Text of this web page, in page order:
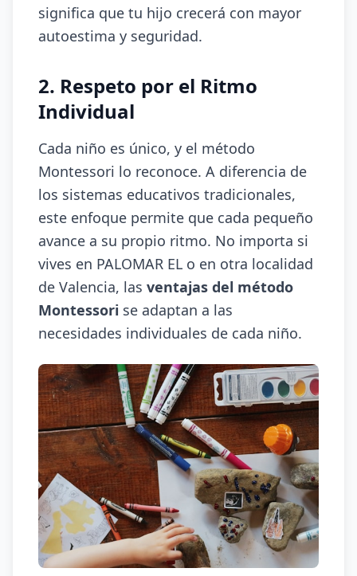
significa que tu hijo crecerá con mayor
autoestima y seguridad.
2. Respeto por el Ritmo
Individual
Cada niño es único, y el método
Montessori lo reconoce. A diferencia de
los sistemas educativos tradicionales,
este enfoque permite que cada pequeño
avance a su propio ritmo. No importa si
vives en PALOMAR EL o en otra localidad
de Valencia, las ventajas del método
Montessori se adaptan a las
necesidades individuales de cada niño.